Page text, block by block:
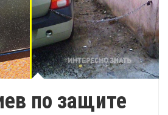
по защите